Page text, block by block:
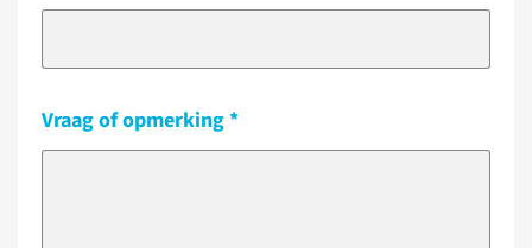
Vraag of opmerking